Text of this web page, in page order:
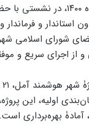
به گزارش روابط عمومی ایرانسل،
استاندار و
شورای اسلامی
از اجرای سریع و
اولیه، این
بهره‌برداری است.